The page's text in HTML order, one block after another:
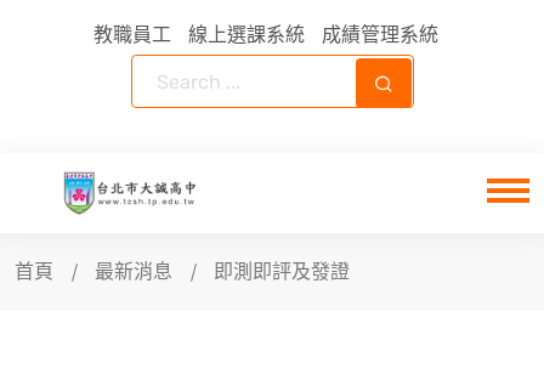
教職員工 線上選課系統 成績管理系統
首頁 最新消息 即測即評及發證